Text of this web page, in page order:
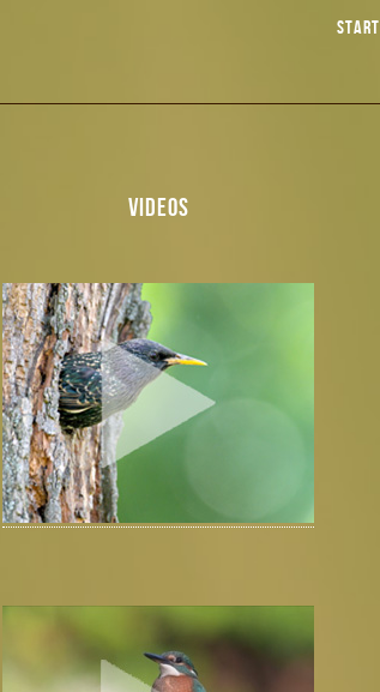
START
VIDEOS